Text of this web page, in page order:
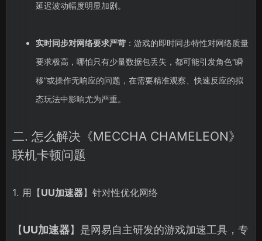
延迟波动幅度明显加剧。
实时同步对网络要求严苛：游戏的即时同步特性对网络质量
要求极高，哪怕只有少量数据包丢失，都可能引发角色“瞬
移”或操作无响应的问题，在需要精准观察、快速反应的拟
态玩法中影响尤为严重。
二. 怎么解决《MECCHA CHAMELEON》
联机卡顿问题
1. 用【UU加速器】针对性优化网络
【UU加速器】是网易自主研发的游戏加速工具，专